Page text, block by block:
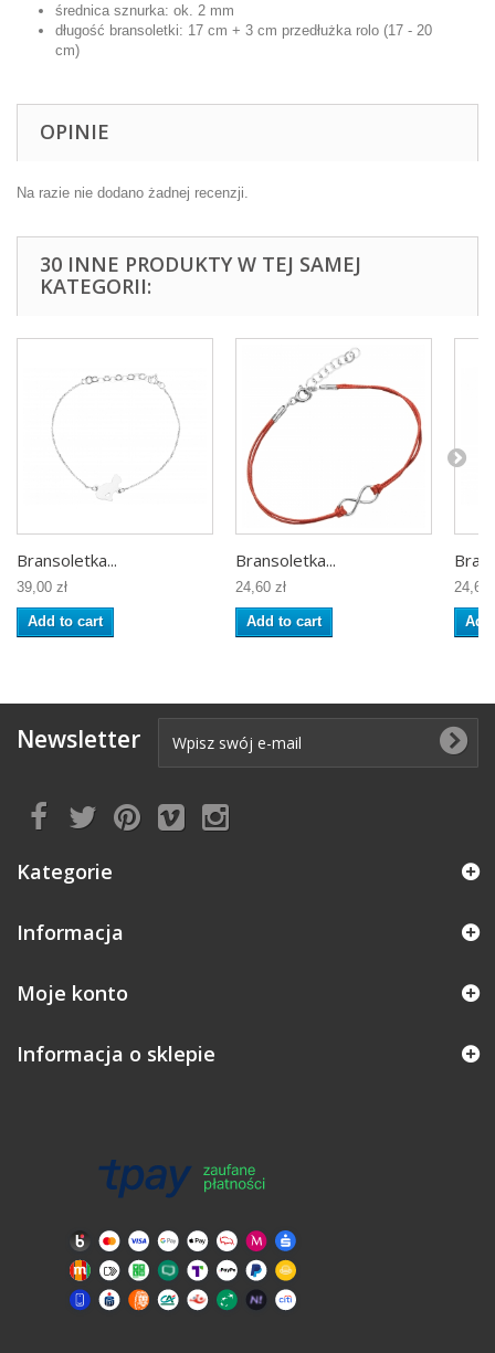
średnica sznurka: ok. 2 mm
długość bransoletki: 17 cm + 3 cm przedłużka rolo (17 - 20
cm)
OPINIE
Na razie nie dodano żadnej recenzji.
30 INNE PRODUKTY W TEJ SAMEJ
KATEGORII:
Bransoletka...
39,00 zł
Add to cart
Bransoletka...
24,60 zł
Add to cart
24,60
Newsletter
Kategorie
Informacja
Moje konto
Informacja o sklepie